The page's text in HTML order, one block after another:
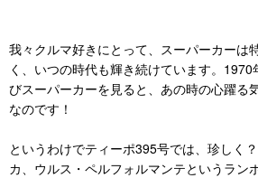
我々クルマ好きにとって、スーパーカーは
く、いつの時代も輝き続けています。
びスーパーカーを見ると、あの時の心躍
なのです！
というわけでティーポ395号では、珍しく
カ、ウルス・ペルフォルマンテというラ